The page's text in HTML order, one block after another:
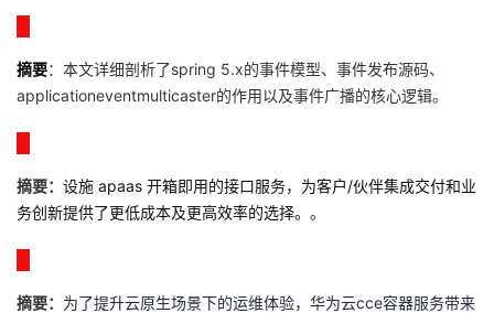
摘要： 本文详细剖析了spring 5.x的事件模型、事件发布源码、
applicationeventmulticaster的作用以及事件广播的核心逻辑。
摘要： 设施 apaas 开箱即用的接口服务，为客户/伙伴集成交付和业
务创新提供了更低成本及更高效率的选择。 。
摘要： 为了提升云原生场景下的运维体验，华为云cce容器服务带来